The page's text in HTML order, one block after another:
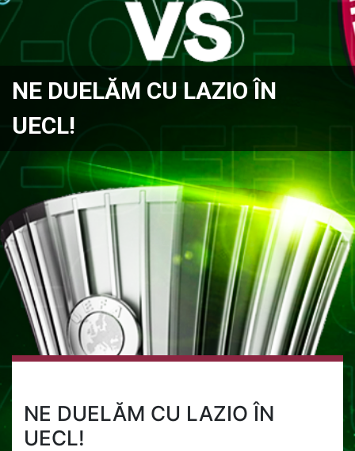
NE DUELĂM CU LAZIO ÎN
UECL!
NE DUELĂM CU LAZIO ÎN
UECL!